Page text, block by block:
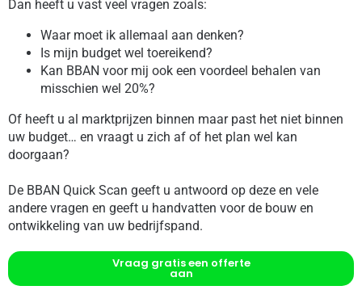
Dan heeft u vast veel vragen zoals:
Waar moet ik allemaal aan denken?
Is mijn budget wel toereikend?
Kan BBAN voor mij ook een voordeel behalen van
misschien wel 20%?
Of heeft u al marktprijzen binnen maar past het niet binnen
uw budget… en vraagt u zich af of het plan wel kan
doorgaan?
De BBAN Quick Scan geeft u antwoord op deze en vele
andere vragen en geeft u handvatten voor de bouw en
ontwikkeling van uw bedrijfspand.
Vraag gratis een offerte
aan